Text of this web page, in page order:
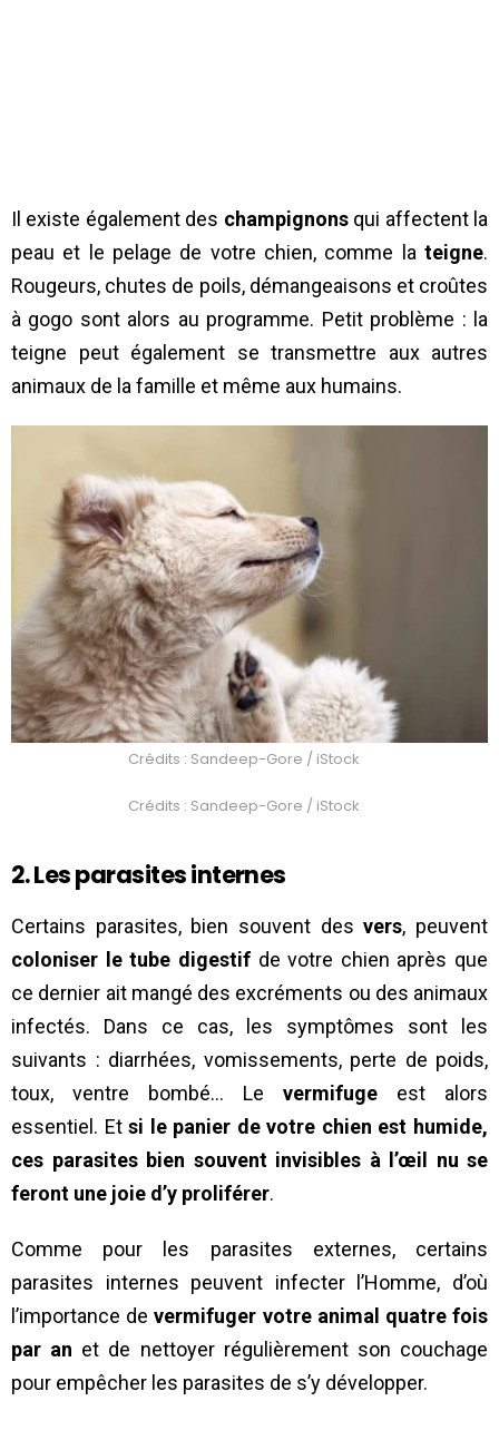
Il existe également des champignonsqui affectent la
peau et le pelage de votre chien, comme la teigne.
Rougeurs, chutes de poils, démangeaisons et croûtes
à gogo sont alors au programme. Petit problème : la
teigne peut également se transmettre aux autres
animaux de la famille et même aux humains.
Crédits : Sandeep-Gore / iStock
Crédits : Sandeep-Gore / iStock
2. Les parasites internes
Certains parasites, bien souvent desvers, peuvent
coloniser le tube digestifde votre chien après que
ce dernier ait mangé des excréments ou des animaux
infectés. Dans ce cas, les symptômes sont les
suivants : diarrhées, vomissements, perte de poids,
toux, ventre bombé… Le vermifuge est alors
essentiel. Etsi le panier de votre chien est humide,
ces parasites bien souvent invisibles à l’œil nu se
feront une joie d’y proliférer.
Comme pour les parasites externes, certains
parasites internes peuvent infecter l’Homme, d’où
l’importance devermifuger votre animal quatre fois
par an et de nettoyer régulièrement son couchage
pour empêcher les parasites de s’y développer.